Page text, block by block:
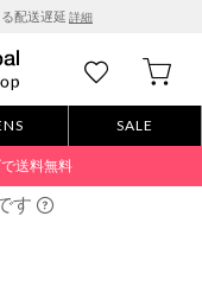
配送遅延 詳細
SALE
送料無料
す